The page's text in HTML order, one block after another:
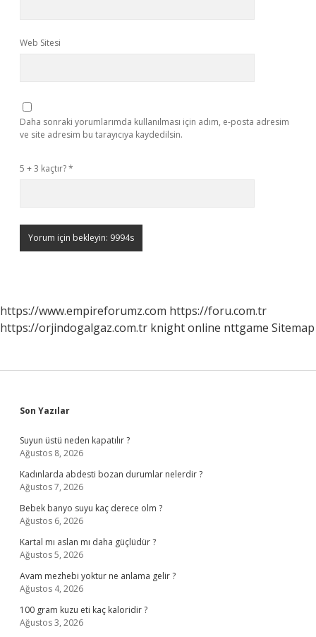
Web Sitesi
Daha sonraki yorumlarımda kullanılması için adım, e-posta adresim
ve site adresim bu tarayıcıya kaydedilsin.
5 + 3 kaçtır?*
https://www.empireforumz.com https://foru.com.tr
https://orjindogalgaz.com.tr knight online nttgame Sitemap
Sidebar
Son Yazılar
Suyun üstü neden kapatılır ?
Ağustos 8, 2026
Kadınlarda abdesti bozan durumlar nelerdir ?
Ağustos 7, 2026
Bebek banyo suyu kaç derece olm ?
Ağustos 6, 2026
Kartal mı aslan mı daha güçlüdür ?
Ağustos 5, 2026
Avam mezhebi yoktur ne anlama gelir ?
Ağustos 4, 2026
100 gram kuzu eti kaç kaloridir ?
Ağustos 3, 2026